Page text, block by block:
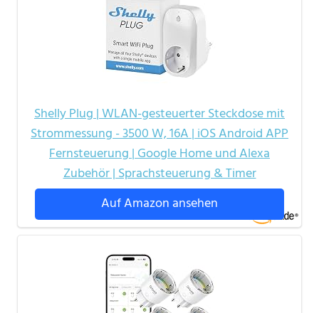
Shelly Plug | WLAN-gesteuerter Steckdose mit
Strommessung - 3500 W, 16A | iOS Android APP
Fernsteuerung | Google Home und Alexa
Zubehör | Sprachsteuerung & Timer
Auf Amazon ansehen